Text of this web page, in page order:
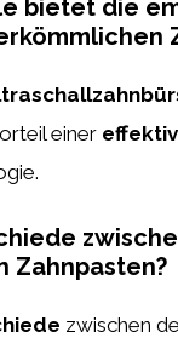
bietet die
einer
Zahnpasten?
zwischen